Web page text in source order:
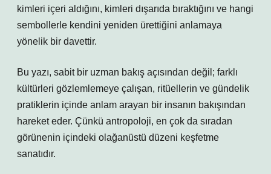
kimleri içeri aldığını, kimleri dışarıda bıraktığını ve hangi
sembollerle kendini yeniden ürettiğini anlamaya
yönelik bir davettir.
Bu yazı, sabit bir uzman bakış açısından değil; farklı
kültürleri gözlemlemeye çalışan, ritüellerin ve gündelik
pratiklerin içinde anlam arayan bir insanın bakışından
hareket eder. Çünkü antropoloji, en çok da sıradan
görünenin içindeki olağanüstü düzeni keşfetme
sanatıdır.